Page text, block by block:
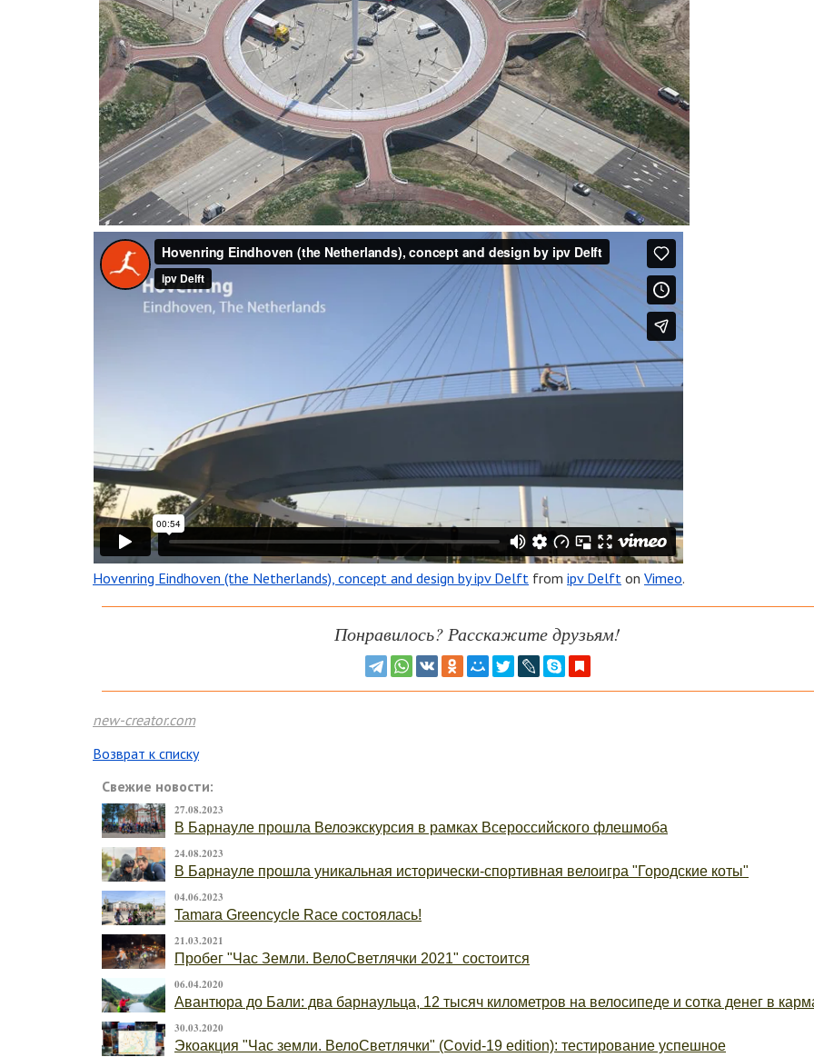
Hovenring Eindhoven (the Netherlands), concept and design by ipv Delft from ipv Delft on Vimeo.
Понравилось? Расскажите друзьям!
new-creator.com
Возврат к списку
Свежие новости:
27.08.2023
В Барнауле прошла Велоэкскурсия в рамках Всероссийского флешмоба
24.08.2023
В Барнауле прошла уникальная исторически-спортивная велоигра "Городские коты"
04.06.2023
Tamara Greencycle Race состоялась!
21.03.2021
Пробег "Час Земли. ВелоСветлячки 2021" состоится
06.04.2020
Авантюра до Бали: два барнаульца, 12 тысяч километров на велосипеде и сотка денег в
30.03.2020
Экоакция "Час земли. ВелоСветлячки" (Covid-19 edition): тестирование успешное